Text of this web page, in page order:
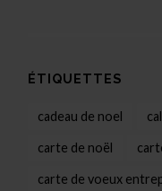
ÉTIQUETTES
cadeau de noel
carte de noël
carte de voeux